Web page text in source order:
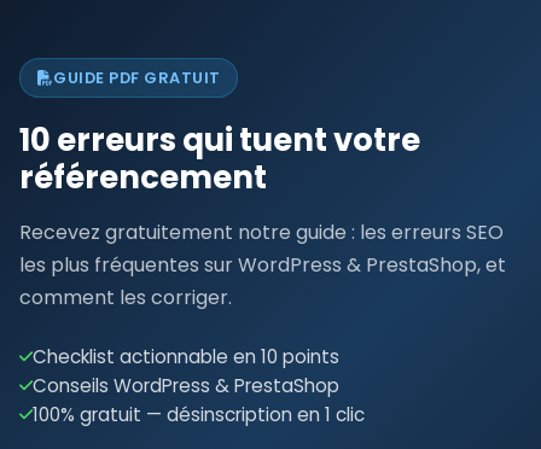
GUIDE PDF GRATUIT
10 erreurs qui tuent votre
référencement
Recevez gratuitement notre guide : les erreurs SEO
les plus fréquentes sur WordPress & PrestaShop, et
comment les corriger.
Checklist actionnable en 10 points
Conseils WordPress & PrestaShop
100% gratuit — désinscription en 1 clic